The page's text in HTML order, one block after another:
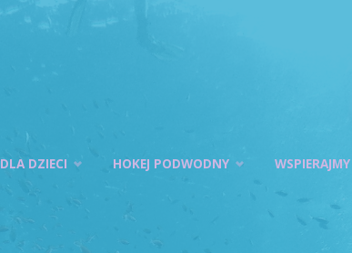
DLA DZIECI HOKEJ PODWODNY WSPIERAJMY